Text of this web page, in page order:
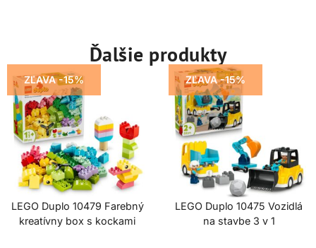
Ďalšie produkty
ZĽAVA -15%
LEGO Duplo 10479 Farebný
kreatívny box s kockami
ZĽAVA -15%
LEGO Duplo 10475 Vozidlá
na stavbe 3 v 1